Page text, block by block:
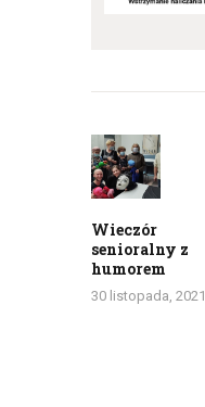
wpisu
Wieczór
senioralny z
humorem
30 listopada, 2021